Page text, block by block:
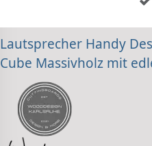
Lautsprecher Handy
Cube Massivholz mit